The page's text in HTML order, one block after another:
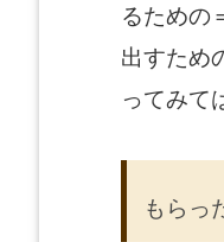
るための
出すため
ってみて
もらっ